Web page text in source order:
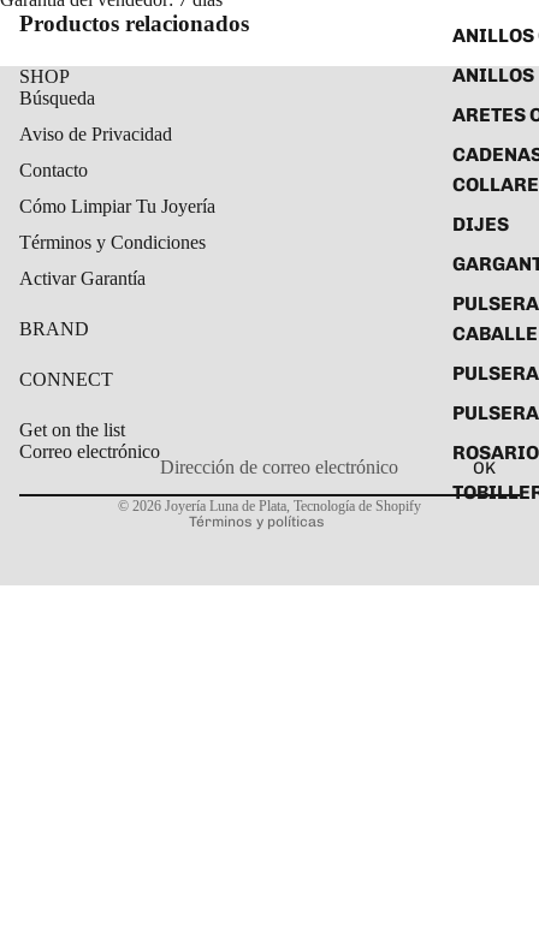
ANILLOS
ARETES
DIJES
Productos relacionados
SHOP
Búsqueda
Aviso de Privacidad
Contacto
Cómo Limpiar Tu Joyería
Términos y Condiciones
Activar Garantía
BRAND
CONNECT
Get on the list
Correo electrónico
OK
© 2026 Joyería Luna de Plata Tecnología de Shopify
Términos y políticas
Política de privacidad